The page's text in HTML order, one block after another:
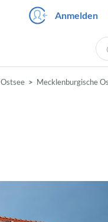
Anmelden
Ostsee Mecklenburgische